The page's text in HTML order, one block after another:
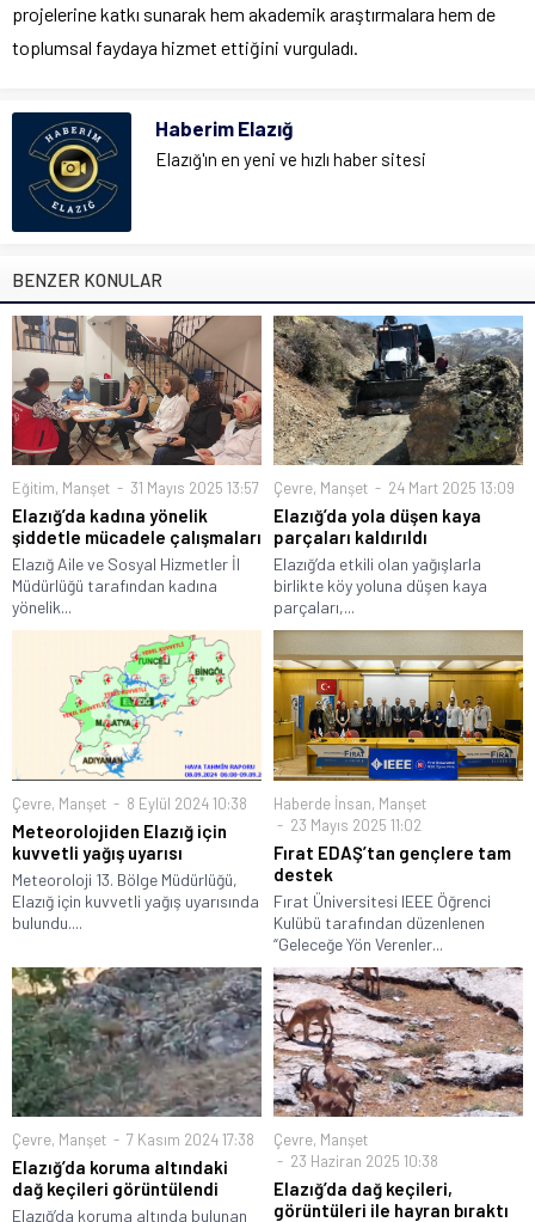
projelerine katkı sunarak hem akademik araştırmalara hem de
toplumsal faydaya hizmet ettiğini vurguladı.
Haberim Elazığ
Elazığ'ın en yeni ve hızlı haber sitesi
BENZER KONULAR
Eğitim, Manşet 31 Mayıs 2025 13:57
Elazığ’da kadına yönelik
şiddetle mücadele çalışmaları
Elazığ Aile ve Sosyal Hizmetler İl
Müdürlüğü tarafından kadına
yönelik...
Çevre, Manşet 24 Mart 2025 13:09
Elazığ’da yola düşen kaya
parçaları kaldırıldı
Elazığ’da etkili olan yağışlarla
birlikte köy yoluna düşen kaya
parçaları,...
Çevre, Manşet 8 Eylül 2024 10:38
Meteorolojiden Elazığ için
kuvvetli yağış uyarısı
Meteoroloji 13. Bölge Müdürlüğü,
Elazığ için kuvvetli yağış uyarısında
bulundu....
Haberde İnsan, Manşet
23 Mayıs 2025 11:02
Fırat EDAŞ’tan gençlere tam
destek
Fırat Üniversitesi IEEE Öğrenci
Kulübü tarafından düzenlenen
“Geleceğe Yön Verenler...
Çevre, Manşet 7 Kasım 2024 17:38
Elazığ’da koruma altındaki
dağ keçileri görüntülendi
Elazığ’da koruma altında bulunan
Çevre, Manşet
23 Haziran 2025 10:38
Elazığ’da dağ keçileri,
görüntüleri ile hayran bıraktı